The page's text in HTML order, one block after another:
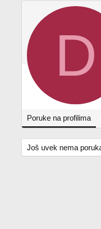
D
Poruke na profilima
Još uvek nema